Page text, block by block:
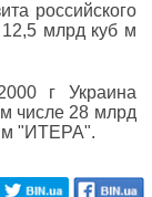
российского
12,5 млрд куб м
г Украина
числе 28 млрд
м "ИТЕРА".